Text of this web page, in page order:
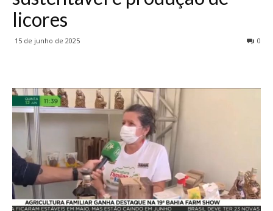
licores
15 de junho de 2025 0